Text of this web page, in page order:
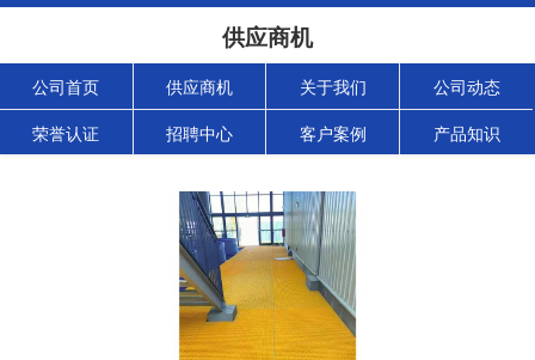
供应商机
公司首页 供应商机 关于我们 公司动态
荣誉认证 招聘中心 客户案例 产品知识